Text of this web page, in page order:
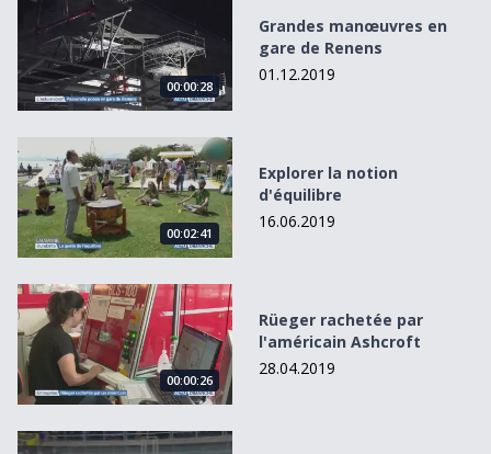
00:00:28
Grandes manœuvres en
gare de Renens
01.12.2019
Explorer la notion d&#039;équilibre
00:02:41
Explorer la notion
d'équilibre
16.06.2019
Rüeger rachetée par l&#039;américain Ashcroft
00:00:26
Rüeger rachetée par
l'américain Ashcroft
28.04.2019
Et de 6 pour le LHC